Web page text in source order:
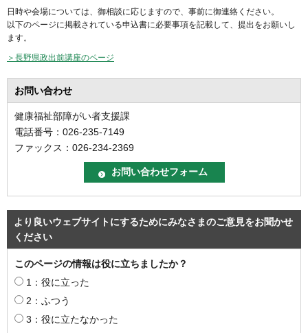
日時や会場については、御相談に応じますので、事前に御連絡ください。
以下のページに掲載されている申込書に必要事項を記載して、提出をお願いし
ます。
＞長野県政出前講座のページ
お問い合わせ
健康福祉部障がい者支援課
電話番号：026-235-7149
ファックス：026-234-2369
より良いウェブサイトにするためにみなさまのご意見をお聞かせ
ください
このページの情報は役に立ちましたか？
1：役に立った
2：ふつう
3：役に立たなかった